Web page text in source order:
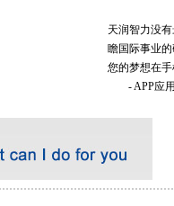
天润智力没
瞻国际事业
您的梦想在
- APP应